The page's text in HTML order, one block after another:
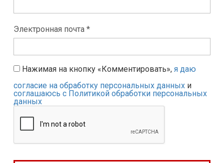
Электронная почта *
Нажимая на кнопку «Комментировать», я даю
согласие на обработку персональных данных и
соглашаюсь с Политикой обработки персональных
данных